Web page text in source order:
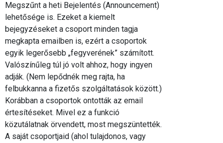
Megszűnt a heti Bejelentés (Announcement)
lehetősége is. Ezeket a kiemelt
bejegyzéseket a csoport minden tagja
megkapta emailben is, ezért a csoportok
egyik legerősebb „fegyverének” számított.
Valószínűleg túl jó volt ahhoz, hogy ingyen
adják. (Nem lepődnék meg rajta, ha
felbukkanna a fizetős szolgáltatások között.)
Korábban a csoportok ontották az email
értesítéseket. Mivel ez a funkció
közutálatnak örvendett, most megszüntették.
A saját csoportjaid (ahol tulajdonos, vagy